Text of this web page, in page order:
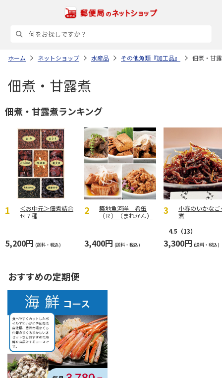
ホーム ネットショップ 水産品 その他魚類『加工品』 佃煮・甘
佃煮・甘露煮
佃煮・甘露煮ランキング
＜お中元＞佃煮詰合
せ７種
5,200円 (送料・税込)
築地魚河岸 希缶
（Ｒ）（まれかん）
3,400円 (送料・税込)
小春のいかなご
煮
4.5 （13）
3,300円 (送料・税込)
おすすめの定期便